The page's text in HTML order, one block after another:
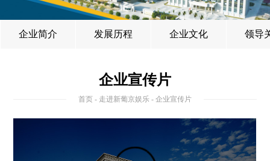
企业简介 发展历程 企业文化 领导
企业宣传片
首页 - 走进新葡京娱乐 - 企业宣传片